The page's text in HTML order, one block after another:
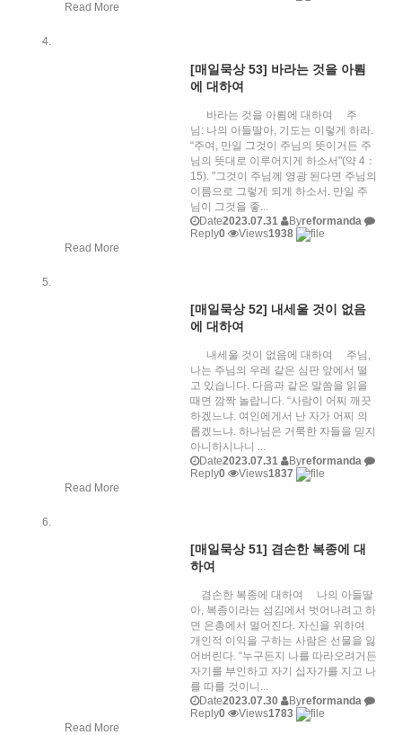
Read More
[매일묵상 53] 바라는 것을 아룀
에 대하여
바라는 것을 아룀에 대하여 주
님: 나의 아들딸아, 기도는 이렇게 하라.
“주여, 만일 그것이 주님의 뜻이거든 주
님의 뜻대로 이루어지게 하소서"(약 4：
15). "그것이 주님께 영광 된다면 주님의
이름으로 그렇게 되게 하소서. 만일 주
님이 그것을 좋...
Date2023.07.31 Byreformanda
Reply0 Views1938
Read More
[매일묵상 52] 내세울 것이 없음
에 대하여
내세울 것이 없음에 대하여 주님,
나는 주님의 우레 같은 심판 앞에서 떨
고 있습니다. 다음과 같은 말씀을 읽을
때면 깜짝 놀랍니다. “사람이 어찌 깨끗
하겠느냐. 여인에게서 난 자가 어찌 의
롭겠느냐. 하나님은 거룩한 자들을 믿지
아니하시나니 ...
Date2023.07.31 Byreformanda
Reply0 Views1837
Read More
[매일묵상 51] 겸손한 복종에 대
하여
겸손한 복종에 대하여 나의 아들딸
아, 복종이라는 섬김에서 벗어나려고 하
면 은총에서 멀어진다. 자신을 위하여
개인적 이익을 구하는 사람은 선물을 잃
어버린다. “누구든지 나를 따라오려거든
자기를 부인하고 자기 십자가를 지고 나
를 따를 것이니...
Date2023.07.30 Byreformanda
Reply0 Views1783
Read More